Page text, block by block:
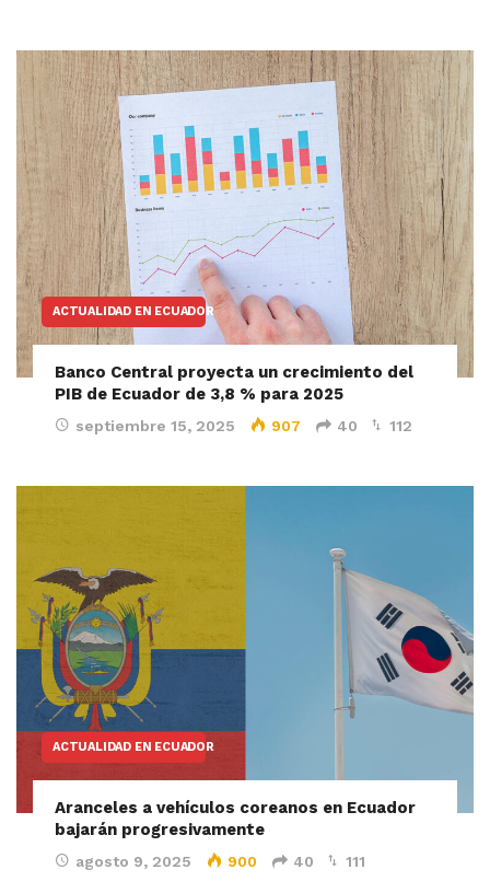
ACTUALIDAD EN ECUADOR
Banco Central proyecta un crecimiento del
PIB de Ecuador de 3,8 % para 2025
septiembre 15, 2025 907 40 112
ACTUALIDAD EN ECUADOR
Aranceles a vehículos coreanos en Ecuador
bajarán progresivamente
agosto 9, 2025 900 40 111